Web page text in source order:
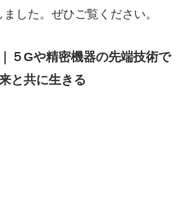
した。ぜひご覧ください。
５Gや精密機器の先端技術で
と共に生きる